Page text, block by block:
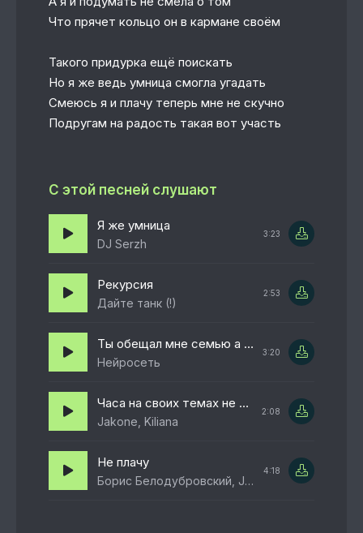
Что прячет кольцо он в кармане своём
Такого придурка ещё поискать
Но я же ведь умница смогла угадать
Смеюсь я и плачу теперь мне не скучно
Подругам на радость такая вот участь
С этой песней слушают
Я же умница
DJ Serzh
3:23
Рекурсия
Дайте танк (!)
2:53
Ты обещал мне семью а сам переписки и тайны
Нейросеть
3:20
Часа на своих темах не хотел но пропадал я
Jakone, Kiliana
2:08
Не плачу
Борис Белодубровский, Jannet
4:18